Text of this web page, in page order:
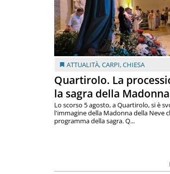
ATTUALITÀ,CARPI,CHIESA
Quartirolo. La
la sagra della
Lo scorso 5 agosto, a Quartirolo, si è
l'immagine della Madonna della Neve
programma della sagra. Q...